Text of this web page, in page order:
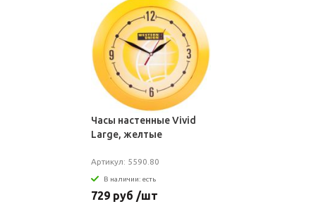
Часы настенные Vivid
Large, желтые
Артикул: 5590.80
В наличии: есть
729 руб /шт